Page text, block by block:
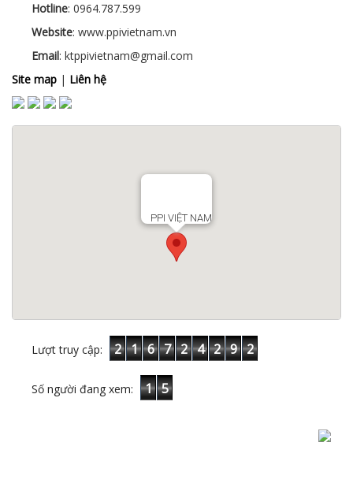
Hotline: 0964.787.599
Website: www.ppivietnam.vn
Email: ktppivietnam@gmail.com
Site map | Liên hệ
PPI VIỆT NAM
Lượt truy cập: 2 1 6 7 2 4 2 9 2
Số người đang xem: 1 5